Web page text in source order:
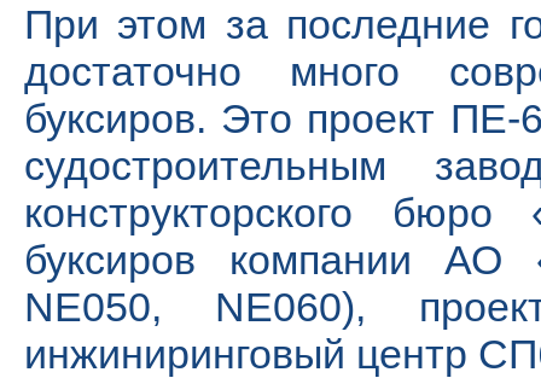
При этом за последние
достаточно много
буксиров. Это проект ПЕ-
судостроительным
конструкторского
буксиров компании АО
NE050, NE060),
инжиниринговый центр